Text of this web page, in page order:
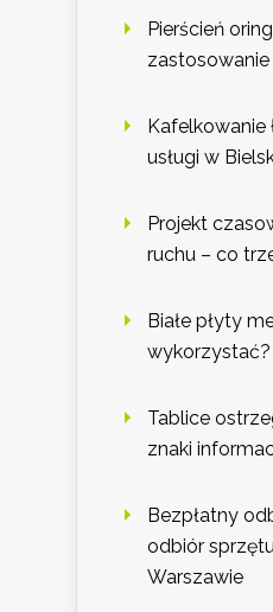
Pierścień
zastosowanie
Kafelkowanie
usługi w
Projekt
ruchu – co
Białe płyty
wykorzystać?
Tablice
znaki
Bezpłatny
odbiór
Warszawie